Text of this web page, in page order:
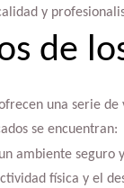
y
de
una serie
se encuentran:
ambiente seguro
física y el